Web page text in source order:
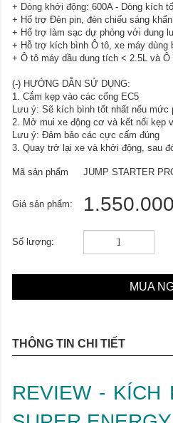
+ Dòng khởi động: 600A - Dòng kích
+ Hổ trợ Đèn pin, đèn chiếu sáng khẩn
+ Hổ trợ làm sạc dự phòng với dung
+ Hỗ trợ kích bình Ô tô, xe máy dùng
+ Ô tô máy dầu dung tích < 2.5L và Ô
(-) HƯỚNG DẪN SỬ DỤNG:
1. Cắm kẹp vào các cổng EC5
Lưu ý: Sẽ kích bình tốt nhất nếu mức
2. Mở mui xe động cơ và kết nối kẹp
Lưu ý: Đảm bảo các cực cấm đúng
3. Quay trở lại xe và khởi động, sau
Mã sản phẩm JUMP STARTER
Giá sản phẩm:
Số lượng:
MUA
THÔNG TIN CHI TIẾT
REVIEW - KÍCH